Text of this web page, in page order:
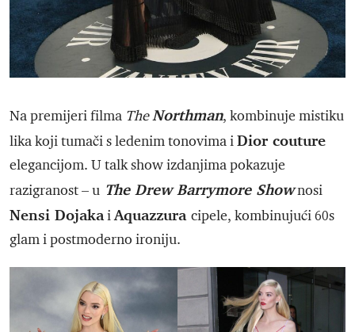
Na premijeri filma The Northman, kombinuje mistiku
lika koji tumači s ledenim tonovima iDior couture
elegancijom. U talk show izdanjima pokazuje
razigranost – u The Drew Barrymore Shownosi
Nensi DojakaiAquazzura cipele, kombinujući 60s
glam i postmoderno ironiju.